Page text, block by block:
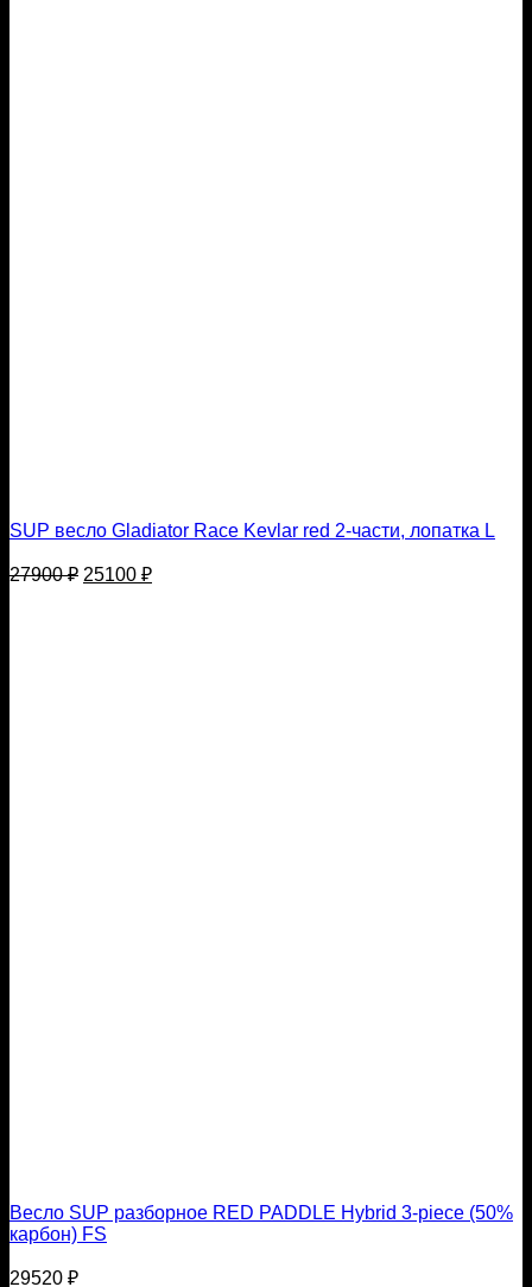
SUP весло Gladiator Race Kevlar red 2-части, лопатка L
27900₽ Первоначальная
25100 ₽Текущая
Весло SUP разборное RED PADDLE Hybrid 3-piece (50%
карбон) FS
29520 ₽